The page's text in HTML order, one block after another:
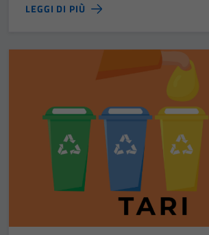
LEGGI DI PIÙ